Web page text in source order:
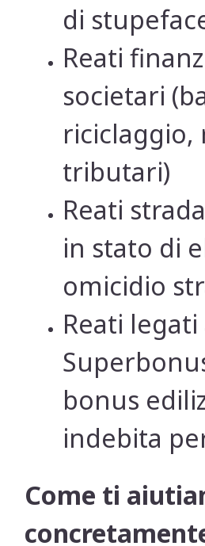
di
Reati
societari
riciclaggio,
tributari)
Reati
in stato di
omicidio
Reati legati
bonus
indebita
Come ti